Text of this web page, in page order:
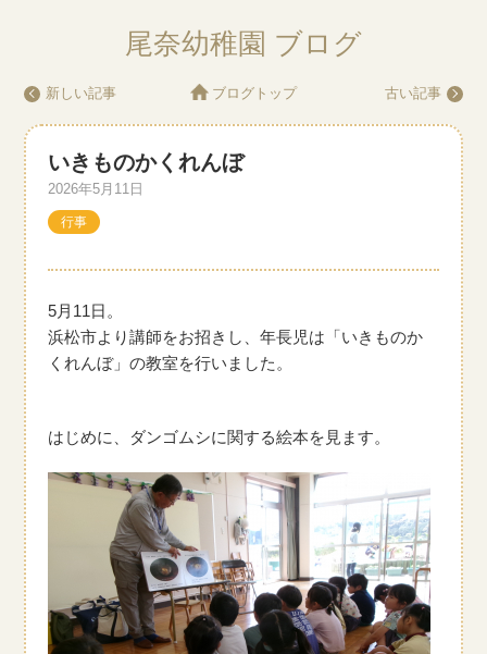
尾奈幼稚園 ブログ
新しい記事 古い記事
ブログトップ
いきものかくれんぼ
2026年5月11日
行事
5月11日。
浜松市より講師をお招きし、年長児は「いきものか
くれんぼ」の教室を行いました。
はじめに、ダンゴムシに関する絵本を見ます。